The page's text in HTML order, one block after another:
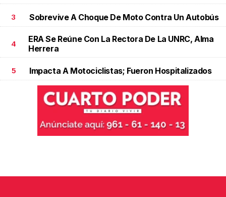
3 Sobrevive A Choque De Moto Contra Un Autobús
4
ERA Se Reúne Con La Rectora De La UNRC, Alma
Herrera
5 Impacta A Motociclistas; Fueron Hospitalizados